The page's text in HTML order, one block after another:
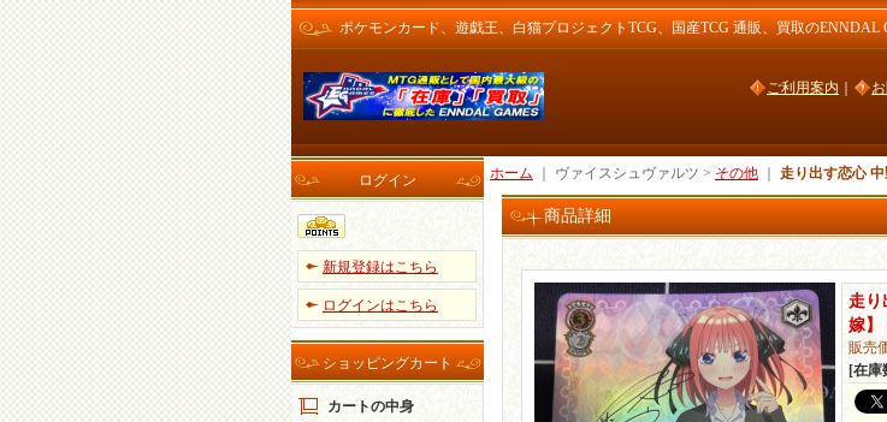
ポケモンカード、遊戯王、白猫プロジェクトTCG、国産TCG 通販、買取のENNDAL
ご利用案内
ログイン
新規登録はこちら
ログインはこちら
ショッピングカート
カートの中身
ホーム ｜ ヴァイスシュヴァルツ > その他 走り出す恋心
商品詳細
走り
嫁】
販売
[在庫